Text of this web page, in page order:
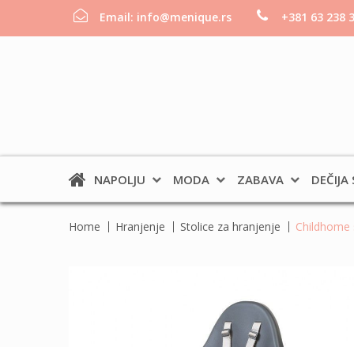
Email: info@menique.rs +381 63 238
NAPOLJU MODA ZABAVA DEČIJA
Home Hranjenje Stolice za hranjenje